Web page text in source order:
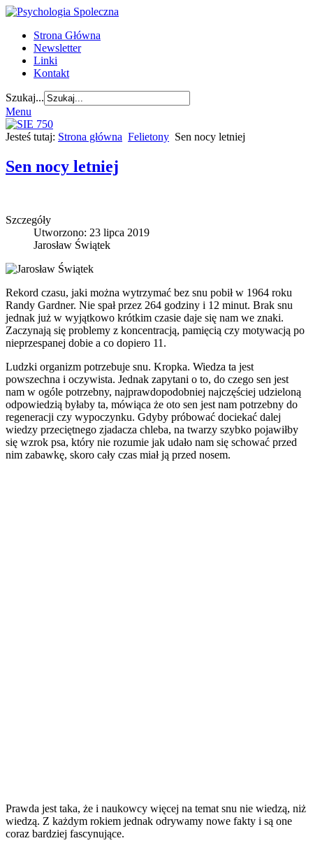
Strona Główna
Newsletter
Linki
Kontakt
Szukaj...
Menu
Jesteś tutaj: Strona główna Felietony Sen nocy letniej
Sen nocy letniej
Szczegóły
Utworzono: 23 lipca 2019
Jarosław Świątek
Rekord czasu, jaki można wytrzymać bez snu pobił w 1964 roku
Randy Gardner. Nie spał przez 264 godziny i 12 minut. Brak snu
jednak już w wyjątkowo krótkim czasie daje się nam we znaki.
Zaczynają się problemy z koncentracją, pamięcią czy motywacją po
nieprzespanej dobie a co dopiero 11.
Ludzki organizm potrzebuje snu. Kropka. Wiedza ta jest
powszechna i oczywista. Jednak zapytani o to, do czego sen jest
nam w ogóle potrzebny, najprawdopodobniej najczęściej udzieloną
odpowiedzią byłaby ta, mówiąca że oto sen jest nam potrzebny do
regeneracji czy wypoczynku. Gdyby próbować dociekać dalej
wiedzy przeciętnego zjadacza chleba, na twarzy szybko pojawiłby
się wzrok psa, który nie rozumie jak udało nam się schować przed
nim zabawkę, skoro cały czas miał ją przed nosem.
Prawda jest taka, że i naukowcy więcej na temat snu nie wiedzą, niż
wiedzą. Z każdym rokiem jednak odrywamy nowe fakty i są one
coraz bardziej fascynujące.